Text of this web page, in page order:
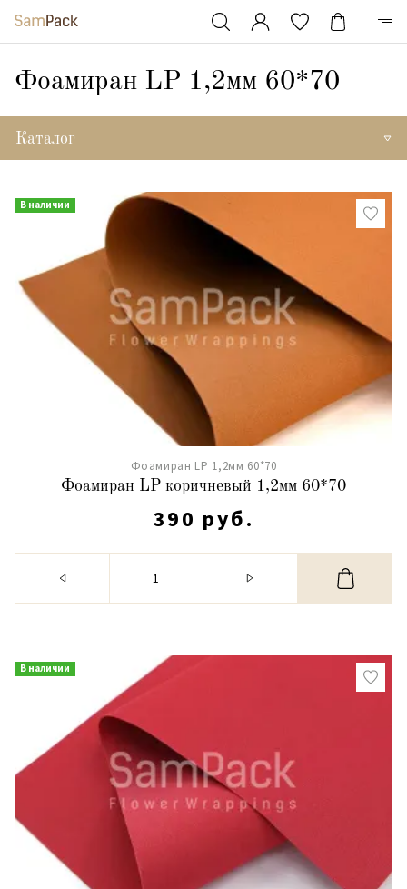
Фоамиран LP 1,2мм 60*70
Каталог
В наличии
Фоамиран LP 1,2мм 60*70
Фоамиран LP коричневый 1,2мм 60*70
390 руб.
В наличии